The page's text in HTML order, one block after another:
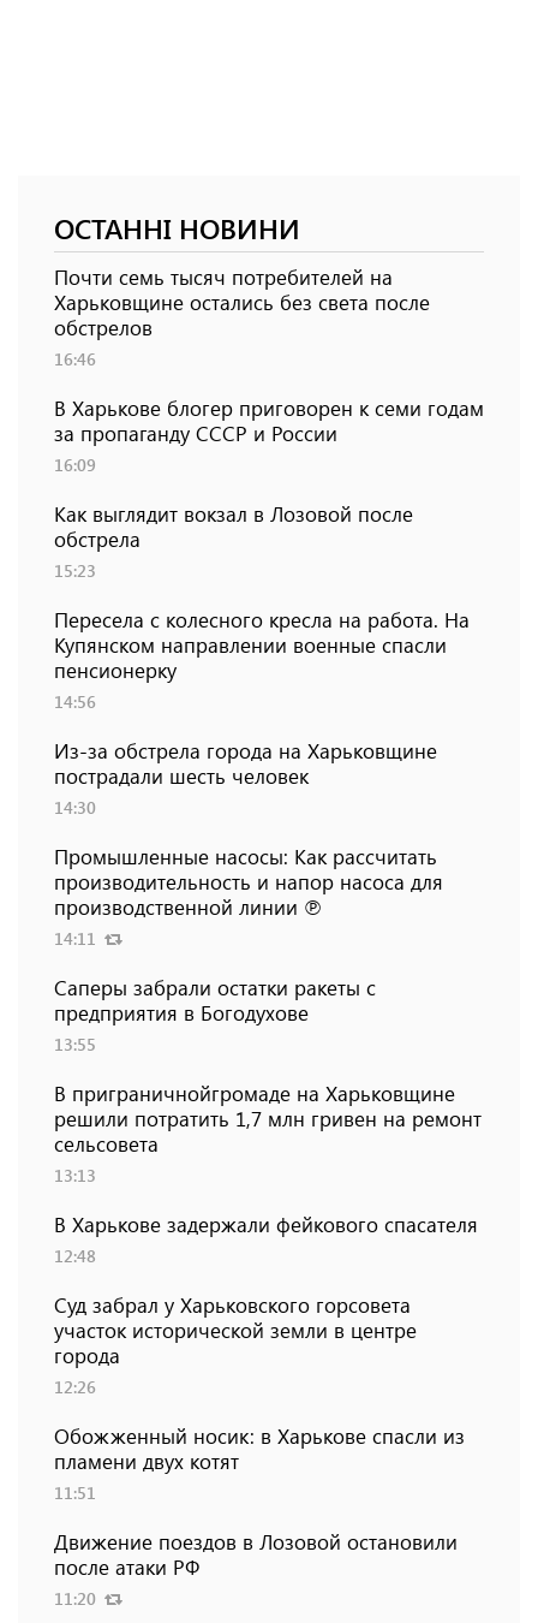
ОСТАННІ НОВИНИ
Почти семь тысяч потребителей на
Харьковщине остались без света после
обстрелов
16:46
В Харькове блогер приговорен к семи годам
за пропаганду СССР и России
16:09
Как выглядит вокзал в Лозовой после
обстрела
15:23
Пересела с колесного кресла на работа. На
Купянском направлении военные спасли
пенсионерку
14:56
Из-за обстрела города на Харьковщине
пострадали шесть человек
14:30
Промышленные насосы: Как рассчитать
производительность и напор насоса для
производственной линии ℗
14:11
Саперы забрали остатки ракеты с
предприятия в Богодухове
13:55
В приграничнойгромаде на Харьковщине
решили потратить 1,7 млн ​​гривен на ремонт
сельсовета
13:13
В Харькове задержали фейкового спасателя
12:48
Суд забрал у Харьковского горсовета
участок исторической земли в центре
города
12:26
Обожженный носик: в Харькове спасли из
пламени двух котят
11:51
Движение поездов в Лозовой остановили
после атаки РФ
11:20